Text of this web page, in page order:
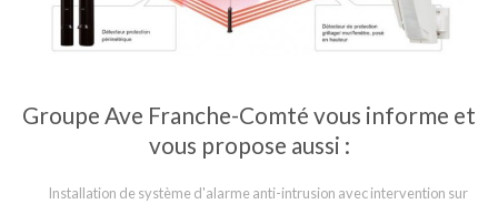
Groupe Ave Franche-Comté vous informe et
vous propose aussi :
Installation de système d'alarme anti-intrusion avec intervention sur